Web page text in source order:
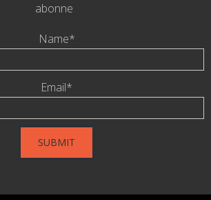
abonne
Name*
Email*